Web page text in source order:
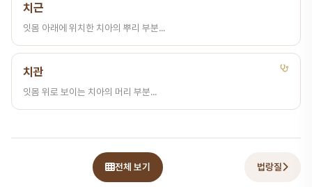
치근
잇몸 아래에 위치한 치아의 뿌리 부분...
치관
잇몸 위로 보이는 치아의 머리 부분...
전체 보기 법랑질